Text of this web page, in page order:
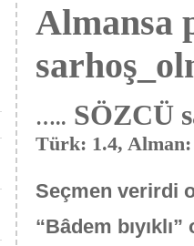
Almansa
….. SÖZCÜ
Türk: 1.4,
Seçmen verirdi
“Bâdem